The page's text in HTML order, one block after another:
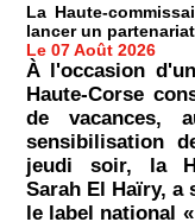
La Haute-
lancer un
Le 07 Août 2026
À l'occasion
Haute-Corse
de vacances,
sensibilisation
jeudi soir, la
Sarah El Haïry, a
le label national